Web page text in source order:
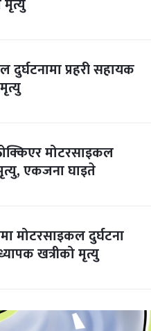
दुर्घटनामा प्रहरी सहायक
मोटरसाइकल
एकजना घाइते
मोटरसाइकल दुर्घटना
खत्रीको मृत्यु